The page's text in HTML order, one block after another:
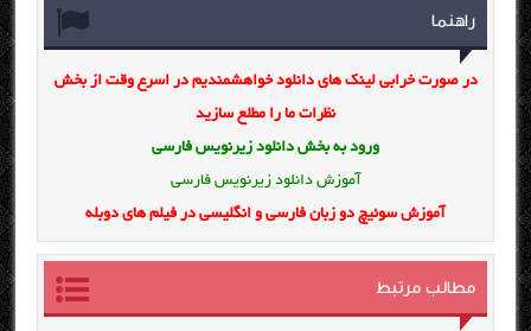
راهنما
در صورت خرابی لینک های دانلود خواهشمندیم در اسرع وقت از بخش
نظرات ما را مطلع سازید
ورود به بخش دانلود زیرنویس فارسی
آموزش دانلود زیرنویس فارسی
آموزش سوئیچ دو زبان فارسی و انگلیسی در فیلم های دوبله
مطالب مرتبط